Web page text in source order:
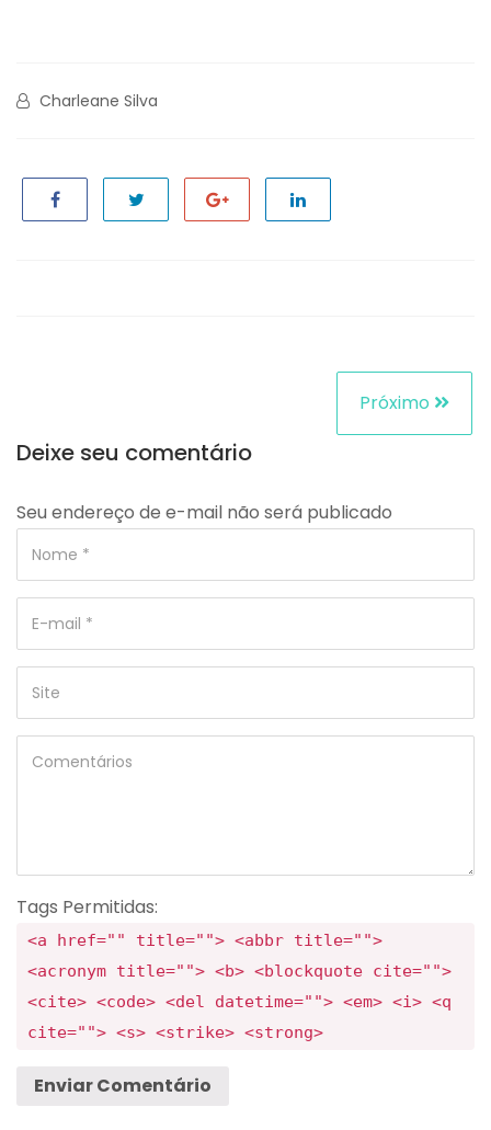
Charleane Silva
Próximo
Deixe seu comentário
Seu endereço de e-mail não será publicado
Tags Permitidas:
<a href="" title=""> <abbr title="">
<acronym title=""> <b> <blockquote cite="">
<cite> <code> <del datetime=""> <em> <i> <q
cite=""> <s> <strike> <strong>